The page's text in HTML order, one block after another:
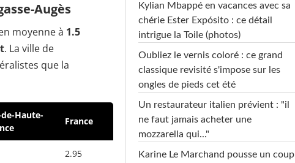
Augès
moyenne à 1.5
. La ville de
que la
Haute-
France
2.95
Kylian Mbappé en vacances avec sa
chérie Ester Expósito : ce détail
intrigue la Toile (photos)
Oubliez le vernis coloré : ce grand
classique revisité s'impose sur les
ongles de pieds cet été
Un restaurateur italien prévient : "il
ne faut jamais acheter une
mozzarella qui..."
Karine Le Marchand pousse un coup